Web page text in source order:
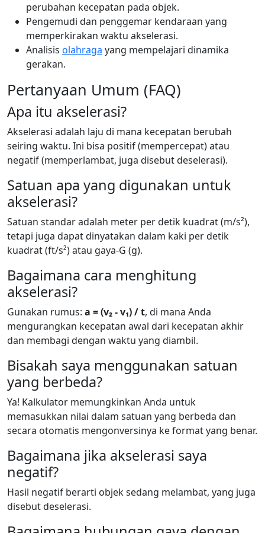
perubahan kecepatan pada objek.
Pengemudi dan penggemar kendaraan yang
memperkirakan waktu akselerasi.
Analisis olahraga yang mempelajari dinamika
gerakan.
Pertanyaan Umum (FAQ)
Apa itu akselerasi?
Akselerasi adalah laju di mana kecepatan berubah
seiring waktu. Ini bisa positif (mempercepat) atau
negatif (memperlambat, juga disebut deselerasi).
Satuan apa yang digunakan untuk
akselerasi?
Satuan standar adalah meter per detik kuadrat (m/s²),
tetapi juga dapat dinyatakan dalam kaki per detik
kuadrat (ft/s²) atau gaya-G (g).
Bagaimana cara menghitung
akselerasi?
Gunakan rumus: a = (v₂ - v₁) / t, di mana Anda
mengurangkan kecepatan awal dari kecepatan akhir
dan membagi dengan waktu yang diambil.
Bisakah saya menggunakan satuan
yang berbeda?
Ya! Kalkulator memungkinkan Anda untuk
memasukkan nilai dalam satuan yang berbeda dan
secara otomatis mengonversinya ke format yang benar.
Bagaimana jika akselerasi saya
negatif?
Hasil negatif berarti objek sedang melambat, yang juga
disebut deselerasi.